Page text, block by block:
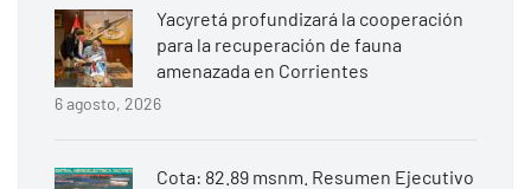
Yacyretá profundizará la cooperación
para la recuperación de fauna
amenazada en Corrientes
6 agosto, 2026
Cota: 82.89 msnm. Resumen Ejecutivo